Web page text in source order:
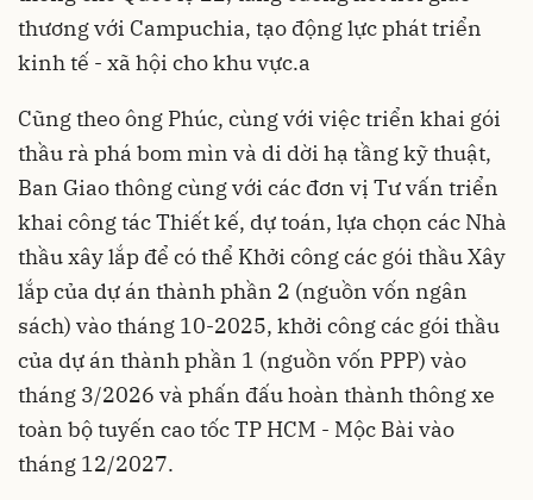
thương với Campuchia, tạo động lực phát triển
kinh tế - xã hội cho khu vực.a
Cũng theo ông Phúc, cùng với việc triển khai gói
thầu rà phá bom mìn và di dời hạ tầng kỹ thuật,
Ban Giao thông cùng với các đơn vị Tư vấn triển
khai công tác Thiết kế, dự toán, lựa chọn các Nhà
thầu xây lắp để có thể Khởi công các gói thầu Xây
lắp của dự án thành phần 2 (nguồn vốn ngân
sách) vào tháng 10-2025, khởi công các gói thầu
của dự án thành phần 1 (nguồn vốn PPP) vào
tháng 3/2026 và phấn đấu hoàn thành thông xe
toàn bộ tuyến cao tốc TP HCM - Mộc Bài vào
tháng 12/2027.